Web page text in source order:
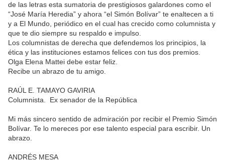
de las letras esta sumatoria de prestigiosos galardones como el
“José María Heredia” y ahora “el Simón Bolívar” te enaltecen a ti
y a El Mundo, periódico en el cual has crecido como columnista y
que te dio siempre su respaldo e impulso.
Los columnistas de derecha que defendemos los principios, la
ética y las instituciones estamos felices con tus dos premios.
Olga Elena Mattei debe estar feliz.
Recibe un abrazo de tu amigo.
RAÚL E. TAMAYO GAVIRIA
Columnista. Ex senador de la República
Mi más sincero sentido de admiración por recibir el Premio Simón
Bolívar. Te lo mereces por ese talento especial para escribir. Un
abrazo.
ANDRÉS MESA